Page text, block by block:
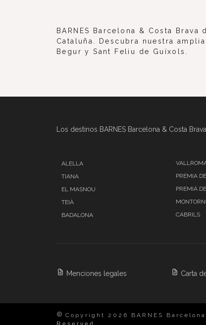
BARNES Barcelona & Costa
Cataluña. Descubra nuestra
Begur y Sant Feliu de Guíxols.
Los destinos BARNES Barcelona & Costa
ALELLA
TIANA
EL MASNOU
TEIÀ
BADALONA
PREMIA
PREMIÁ
CABRILS
Menciones legales Carta
Copyright 2026 BARNES